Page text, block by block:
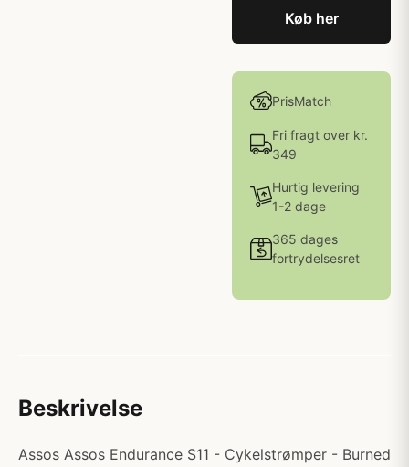
Køb her
PrisMatch
Fri fragt over kr.
349
Hurtig levering
1-2 dage
365 dages
fortrydelsesret
Beskrivelse
Assos Assos Endurance S11 - Cykelstrømper - Burned